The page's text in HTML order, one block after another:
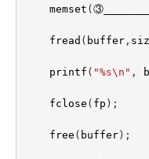
memset (③
fread ( buffer,
printf ( "%s\n " ,
fclose ( fp );
free ( buffer);